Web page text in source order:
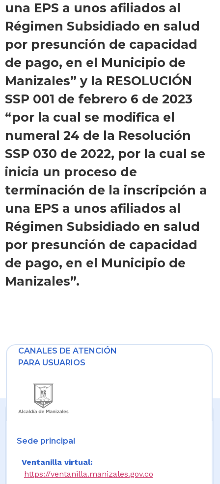
una EPS a unos afiliados al
Régimen Subsidiado en salud
por presunción de capacidad
de pago, en el Municipio de
Manizales” y la RESOLUCIÓN
SSP 001 de febrero 6 de 2023
“por la cual se modifica el
numeral 24 de la Resolución
SSP 030 de 2022, por la cual se
inicia un proceso de
terminación de la inscripción a
una EPS a unos afiliados al
Régimen Subsidiado en salud
por presunción de capacidad
de pago, en el Municipio de
Manizales”.
CANALES DE ATENCIÓN
PARA USUARIOS
Sede principal
Ventanilla virtual:
https://ventanilla.manizales.gov.co